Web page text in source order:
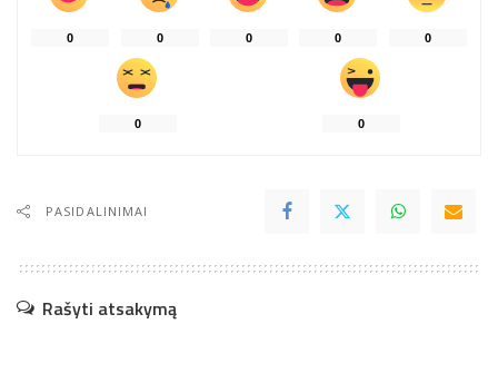
0 0 0 0 0
0 0
PASIDALINIMAI
Rašyti atsakymą